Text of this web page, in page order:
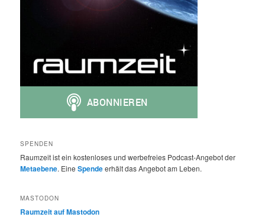
SPENDEN
Raumzeit ist ein kostenloses und werbefreies Podcast-Angebot der
Metaebene. EineSpendeerhält das Angebot am Leben.
MASTODON
Raumzeit auf Mastodon